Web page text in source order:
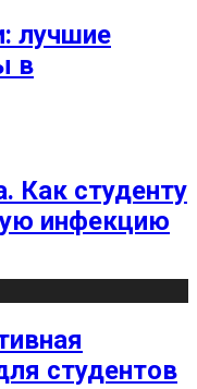
лучшие
в
Как студенту
инфекцию
студентов